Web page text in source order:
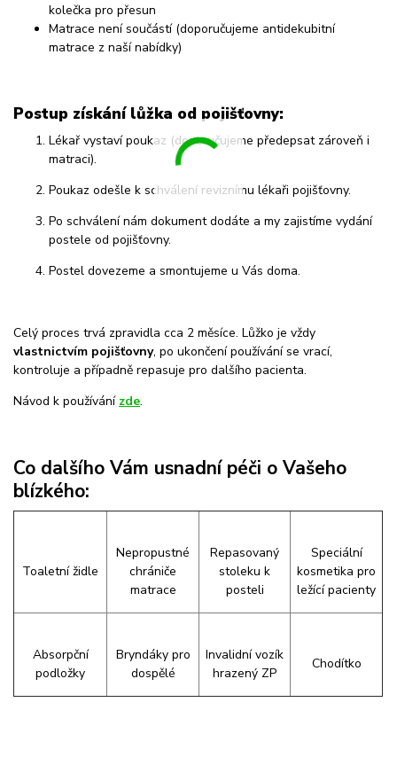
kolečka pro přesun
Matrace není součástí (doporučujeme antidekubitní
matrace z naší nabídky)
Postup získání lůžka od pojišťovny:
Lékař vystaví poukaz (doporučujeme předepsat zároveň i
matraci).
Poukaz odešle k schválení reviznímu lékaři pojišťovny.
Po schválení nám dokument dodáte a my zajistíme vydání
postele od pojišťovny.
Postel dovezeme a smontujeme u Vás doma.
Celý proces trvá zpravidla cca 2 měsíce. Lůžko je vždy
vlastnictvím pojišťovny, po ukončení používání se vrací,
kontroluje a případně repasuje pro dalšího pacienta.
Návod k používání zde.
Co dalšího Vám usnadní péči o Vašeho
blízkého:
Toaletní židle
Nepropustné
chrániče
matrace
Repasovaný
stoleku k
posteli
Speciální
kosmetika pro
ležící pacienty
Absorpční
podložky
Bryndáky pro
dospělé
Invalidní vozík
hrazený ZP
Chodítko